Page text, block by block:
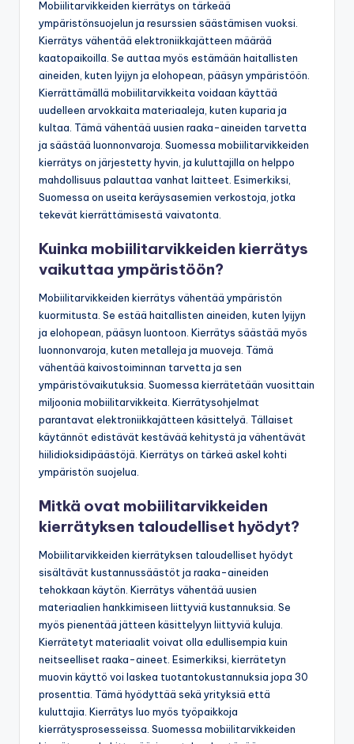
Mobiilitarvikkeiden kierrätys on tärkeää
ympäristönsuojelun ja resurssien säästämisen vuoksi.
Kierrätys vähentää elektroniikkajätteen määrää
kaatopaikoilla. Se auttaa myös estämään haitallisten
aineiden, kuten lyijyn ja elohopean, pääsyn ympäristöön.
Kierrättämällä mobiilitarvikkeita voidaan käyttää
uudelleen arvokkaita materiaaleja, kuten kuparia ja
kultaa. Tämä vähentää uusien raaka-aineiden tarvetta
ja säästää luonnonvaroja. Suomessa mobiilitarvikkeiden
kierrätys on järjestetty hyvin, ja kuluttajilla on helppo
mahdollisuus palauttaa vanhat laitteet. Esimerkiksi,
Suomessa on useita keräysasemien verkostoja, jotka
tekevät kierrättämisestä vaivatonta.
Kuinka mobiilitarvikkeiden kierrätys
vaikuttaa ympäristöön?
Mobiilitarvikkeiden kierrätys vähentää ympäristön
kuormitusta. Se estää haitallisten aineiden, kuten lyijyn
ja elohopean, pääsyn luontoon. Kierrätys säästää myös
luonnonvaroja, kuten metalleja ja muoveja. Tämä
vähentää kaivostoiminnan tarvetta ja sen
ympäristövaikutuksia. Suomessa kierrätetään vuosittain
miljoonia mobiilitarvikkeita. Kierrätysohjelmat
parantavat elektroniikkajätteen käsittelyä. Tällaiset
käytännöt edistävät kestävää kehitystä ja vähentävät
hiilidioksidipäästöjä. Kierrätys on tärkeä askel kohti
ympäristön suojelua.
Mitkä ovat mobiilitarvikkeiden
kierrätyksen taloudelliset hyödyt?
Mobiilitarvikkeiden kierrätyksen taloudelliset hyödyt
sisältävät kustannussäästöt ja raaka-aineiden
tehokkaan käytön. Kierrätys vähentää uusien
materiaalien hankkimiseen liittyviä kustannuksia. Se
myös pienentää jätteen käsittelyyn liittyviä kuluja.
Kierrätetyt materiaalit voivat olla edullisempia kuin
neitseelliset raaka-aineet. Esimerkiksi, kierrätetyn
muovin käyttö voi laskea tuotantokustannuksia jopa 30
prosenttia. Tämä hyödyttää sekä yrityksiä että
kuluttajia. Kierrätys luo myös työpaikkoja
kierrätysprosesseissa. Suomessa mobiilitarvikkeiden